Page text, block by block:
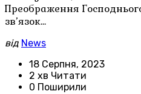
Преображення
зв’язок…
від News
18 Серпня, 2023
2 хв Читати
0 Поширили